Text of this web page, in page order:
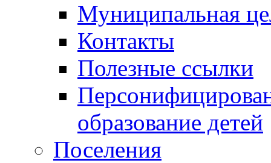
Муниципальная
Контакты
Полезные ссылки
образование детей
Поселения